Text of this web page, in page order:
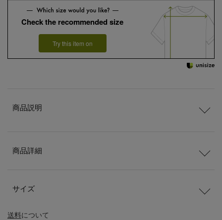
Check the recommended size
Try this item on
送料について
商品説明
商品詳細
サイズ